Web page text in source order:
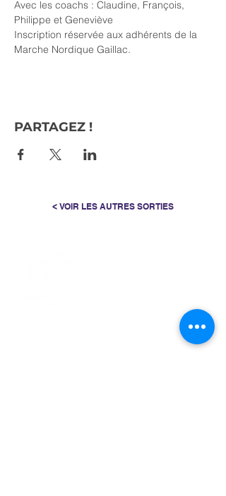
Avec les coachs : Claudine, François,
Philippe et Geneviève
Inscription réservée aux adhérents de la
Marche Nordique Gaillac.
PARTAGEZ !
< VOIR LES AUTRES SORTIES